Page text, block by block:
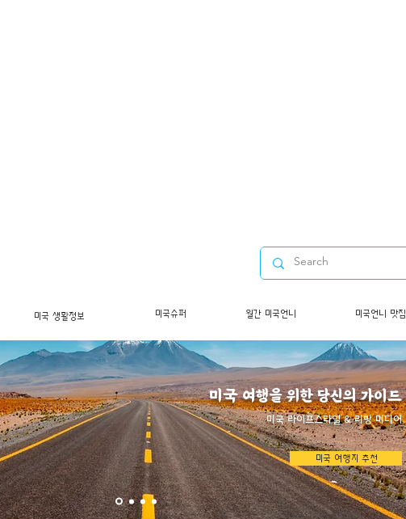
미국 여행을 위한 당신의 가이드
​미국 라이프스타일 & 리빙 미디어
미국 여행지 추천
미국 생활정보 미국슈퍼 월간 미국언니 미국언니 맛집